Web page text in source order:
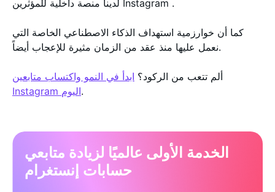
لدينا منصة داخلية للمؤثرين Instagram .
كما أن خوارزمية استهداف الذكاء الاصطناعي الخاصة التي
نعمل عليها منذ عقد من الزمان مثيرة للإعجاب أيضاً.
ألم تتعب من الركود؟ ابدأ في النمو واكتساب متابعين
Instagram اليوم.
الخدمة الأولى عالميًا لزيادة متابعي
حسابات إنستغرام